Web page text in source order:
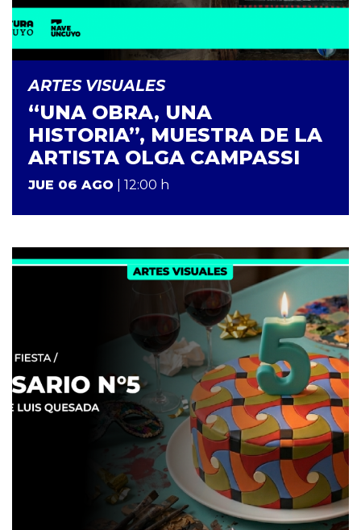
ARTES VISUALES
“UNA OBRA, UNA
HISTORIA”, MUESTRA DE LA
ARTISTA OLGA CAMPASSI
JUE 06 AGO | 12:00 h